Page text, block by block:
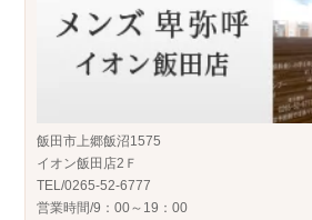
飯田市上郷飯沼1575
イオン飯田店2Ｆ
TEL/0265-52-6777
営業時間/9：00～19：00